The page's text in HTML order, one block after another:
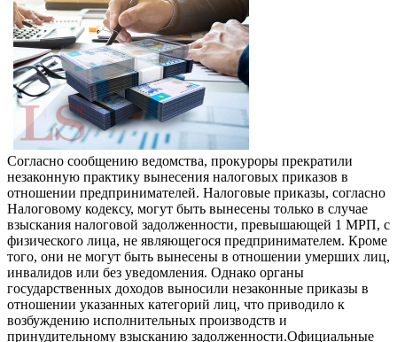
Согласно сообщению ведомства, прокуроры прекратили
незаконную практику вынесения налоговых приказов в
отношении предпринимателей. Налоговые приказы, согласно
Налоговому кодексу, могут быть вынесены только в случае
взыскания налоговой задолженности, превышающей 1 МРП, с
физического лица, не являющегося предпринимателем. Кроме
того, они не могут быть вынесены в отношении умерших лиц,
инвалидов или без уведомления. Однако органы
государственных доходов выносили незаконные приказы в
отношении указанных категорий лиц, что приводило к
возбуждению исполнительных производств и
принудительному взысканию задолженности.Официальные